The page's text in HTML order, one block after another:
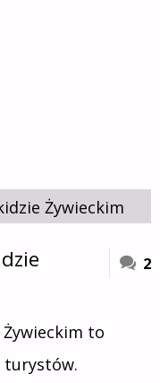
2
Żywieckim to
turystów.